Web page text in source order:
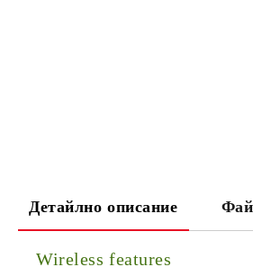
Детайлно описание
Wireless features